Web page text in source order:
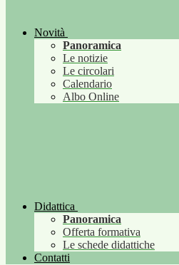
Novità
Panoramica
Le notizie
Le circolari
Calendario
Albo Online
Didattica
Panoramica
Offerta formativa
Le schede didattiche
Contatti